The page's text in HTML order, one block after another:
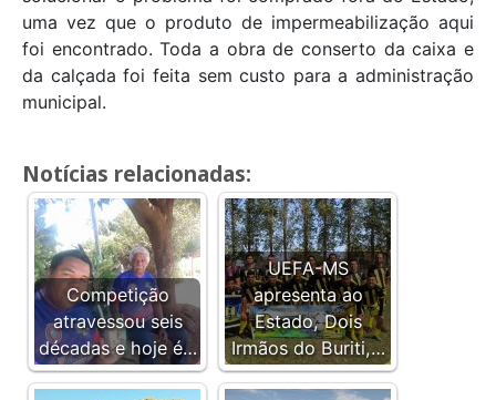
uma vez que o produto de impermeabilização aqui
foi encontrado. Toda a obra de conserto da caixa e
da calçada foi feita sem custo para a administração
municipal.
Notícias relacionadas:
Competição
atravessou seis
décadas e hoje é…
UEFA-MS
apresenta ao
Estado, Dois
Irmãos do Buriti,…